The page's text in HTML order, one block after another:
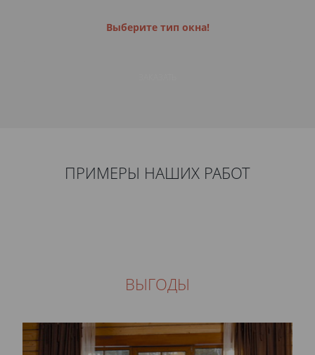
Выберите тип окна!
ПРИМЕРЫ НАШИХ РАБОТ
ВЫГОДЫ